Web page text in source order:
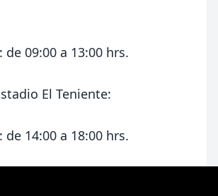
de 09:00 a 13:00 hrs.
El Teniente:
de 14:00 a 18:00 hrs.